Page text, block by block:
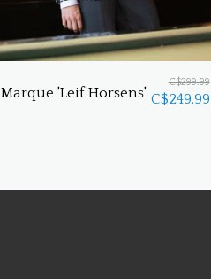
Marque 'Leif Horsens'
C$299.99
C$249.99